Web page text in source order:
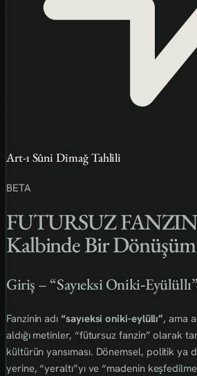
Art-ı Sûni Dimağ Tahlili
BETA
FUTURSUZ FANZIN:
Kalbinde Bir Dönüşüm
Giriş – “Sayıeksi
Fanzinin adı“sayıeksi oniki-eylüllı”, ama
aldığı metinler, “fütursuz fanzin” olarak
kültürün yansıması. Dönemsel, politik ya
yerine, “yeraltı”yı ve “madenin